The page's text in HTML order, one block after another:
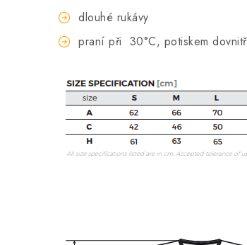
dlouhé rukávy
praní při 30°C, potiskem